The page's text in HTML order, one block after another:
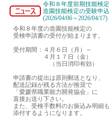
令和８年度前期技能検定
造園技能検定の受験申
(2026/04/06～2026/04/17)
令和８年度の造園技能検定の
受検申請書の受付が始まります。
受付期間：４月６日（月）～
４月１７日（金）
（当日消印有効）
申請書の提出は原則郵送となり、
配送記録が残る方法が推奨で
「愛媛県職業能力開発協会」に
直接お送り下さい。
また、受検手数料のお振込み明細も
添付するようになります。